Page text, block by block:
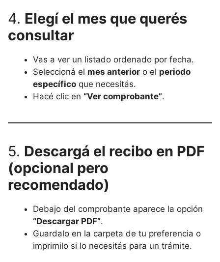
4. Elegí el mes que querés
consultar
Vas a ver un listado ordenado por fecha.
Seleccioná el mes anterior o el periodo
específico que necesitás.
Hacé clic en “Ver comprobante”.
5. Descargá el recibo en PDF
(opcional pero
recomendado)
Debajo del comprobante aparece la opción
“Descargar PDF”.
Guardalo en la carpeta de tu preferencia o
imprimilo si lo necesitás para un trámite.